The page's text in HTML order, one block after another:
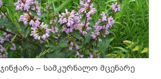
ჯინჭარა – სამკურნალო მცენარე